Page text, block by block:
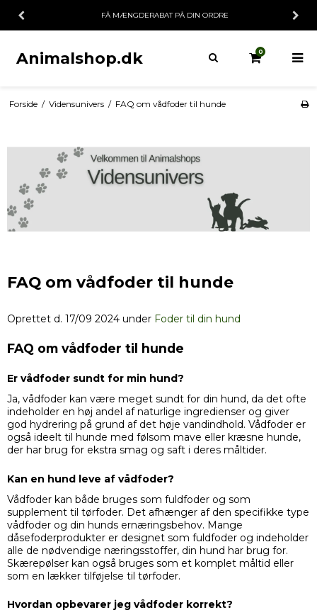
FÅ MÆNGDERABAT PÅ DIN ORDRE
Animalshop.dk 0
Forside / Vidensunivers / FAQ om vådfoder til hunde
FAQ om vådfoder til hunde
Oprettet d. 17/09 2024 under Foder til din hund
FAQ om vådfoder til hunde
Er vådfoder sundt for min hund?
Ja, vådfoder kan være meget sundt for din hund, da det ofte
indeholder en høj andel af naturlige ingredienser og giver
god hydrering på grund af det høje vandindhold. Vådfoder er
også ideelt til hunde med følsom mave eller kræsne hunde,
der har brug for ekstra smag og saft i deres måltider.
Kan en hund leve af vådfoder?
Vådfoder kan både bruges som fuldfoder og som
supplement til tørfoder. Det afhænger af den specifikke type
vådfoder og din hunds ernæringsbehov. Mange
dåsefoderprodukter er designet som fuldfoder og indeholder
alle de nødvendige næringsstoffer, din hund har brug for.
Skærepølser kan også bruges som et komplet måltid eller
som en lækker tilføjelse til tørfoder.
Hvordan opbevarer jeg vådfoder korrekt?